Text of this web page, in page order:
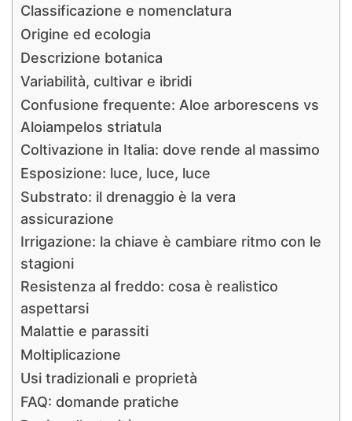
Classificazione e nomenclatura
Origine ed ecologia
Descrizione botanica
Variabilità, cultivar e ibridi
Confusione frequente: Aloe arborescens vs
Aloiampelos striatula
Coltivazione in Italia: dove rende al massimo
Esposizione: luce, luce, luce
Substrato: il drenaggio è la vera
assicurazione
Irrigazione: la chiave è cambiare ritmo con le
stagioni
Resistenza al freddo: cosa è realistico
aspettarsi
Malattie e parassiti
Moltiplicazione
Usi tradizionali e proprietà
FAQ: domande pratiche